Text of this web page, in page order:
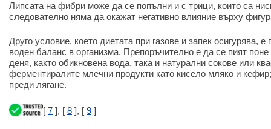
Липсата на фибри може да се попълни и с трици, които са
следователно няма да окажат негативно влияние върху
Друго условие, което диетата при газове и запек осигурява,
воден баланс в организма. Препоръчително е да се пият
деня, както обикновена вода, така и натурални сокове или
ферментиралите млечни продукти като кисело мляко и
преди лягане.
[ 7 ], [ 8 ], [ 9 ]